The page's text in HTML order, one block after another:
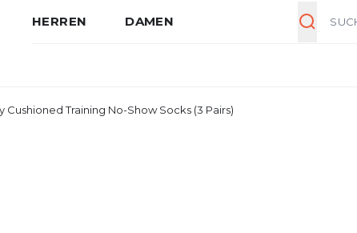
HERREN DAMEN
Cushioned Training No-Show Socks (3 Pairs)